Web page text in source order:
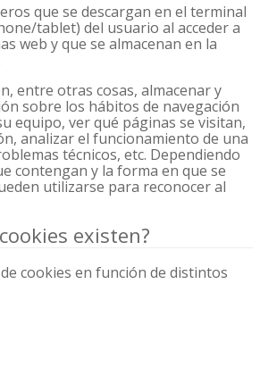
que se descargan en el terminal
tablet) del usuario al acceder a
web y que se almacenan en la
entre otras cosas, almacenar y
sobre los hábitos de navegación
equipo, ver qué páginas se visitan,
analizar el funcionamiento de una
técnicos, etc. Dependiendo
contengan y la forma en que se
utilizarse para reconocer al
existen?
cookies en función de distintos